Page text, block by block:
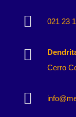
 021 23

Cerro
